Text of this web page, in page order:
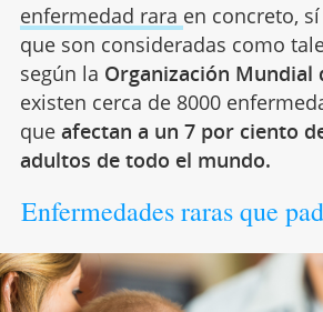
enfermedad rara en concreto,
que son consideradas como
según la Organización Mundial
existen cerca de 8000
que afectan a un 7 por ciento
adultos de todo el mundo.
Enfermedades raras que